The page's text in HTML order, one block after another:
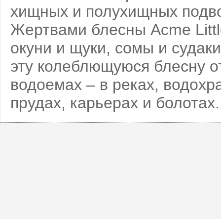
хищных и полухищных
Жертвами блесны Acme
окуни и щуки, сомы и
эту колеблющуюся блесну
водоемах – в реках,
прудах, карьерах и болотах.